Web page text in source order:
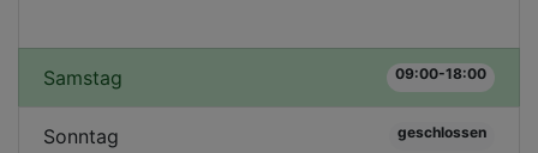
Samstag 09:00-18:00
Sonntag geschlossen